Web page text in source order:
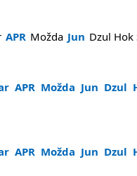
APR Možda Jun Dzul Hok
APR Možda Jun Dzul
APR Možda Jun Dzul